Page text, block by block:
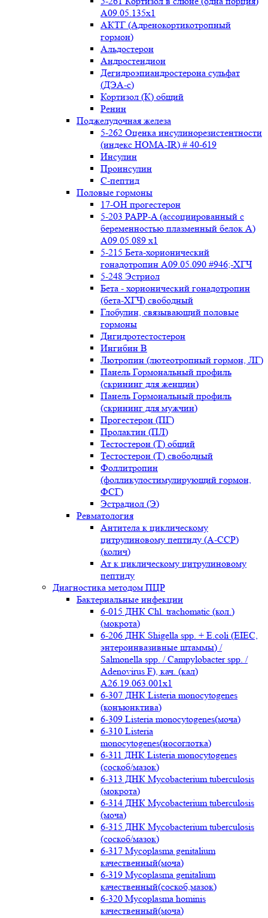
A09.05.135x1
АКТГ (Адренокортикотропный
гормон)
Альдостерон
Андростендион
Дегидроэпиандростерона сульфат
(ДЭА-с)
Кортизол (К) общий
Ренин
Поджелудочная железа
5-262 Оценка инсулинорезистентности
(индекс HOMA-IR) # 40-619
Инсулин
Проинсулин
С-пептид
Половые гормоны
17-ОН прогестерон
5-203 PAPP-A (ассоциированный с
беременностью плазменный белок А)
А09.05.089 x1
5-215 Бета-хорионический
гонадотропин А09.05.090 #946;-ХГЧ
5-248 Эстриол
Бета - хорионический гонадотропин
(бета-ХГЧ) свободный
Глобулин, связывающий половые
гормоны
Дигидротестостерон
Ингибин В
Лютропин (лютеотропный гормон, ЛГ)
Панель Гормональный профиль
(скрининг для женщин)
Панель Гормональный профиль
(скрининг для мужчин)
Прогестерон (ПГ)
Пролактин (ПЛ)
Тестостерон (Т) общий
Тестостерон (Т) свободный
Фоллитропин
(фолликулостимулирующий гормон,
ФСГ)
Эстрадиол (Э)
Ревматология
Антитела к циклическому
цитрулиновому пептиду (A-ССР)
(колич)
Ат к циклическому цитрулиновому
пептиду
Диагностика методом ПЦР
Бактериальные инфекции
6-015 ДНК Chl. trachomatic (кол.)
(мокрота)
6-206 ДНК Shigella spp. + E.coli (EIEC,
энтероинвазивные штаммы) /
Salmonella spp. / Campylobacter spp. /
Adenovirus F), кач. (кал)
A26.19.063.001x1
6-307 ДНК Listeria monocytogenes
(конъюнктива)
6-309 Listeria monocytogenes(моча)
6-310 Listeria
monocytogenes(носоглотка)
6-311 ДНК Listeria monocytogenes
(соскоб/мазок)
6-313 ДНК Mycobacterium tuberculosis
(мокрота)
6-314 ДНК Mycobacterium tuberculosis
(моча)
6-315 ДНК Mycobacterium tuberculosis
(соскоб/мазок)
6-317 Mycoplasma genitalium
качественный(моча)
6-319 Mycoplasma genitalium
качественный(соскоб,мазок)
6-320 Mycoplasma hominis
качественный(моча)